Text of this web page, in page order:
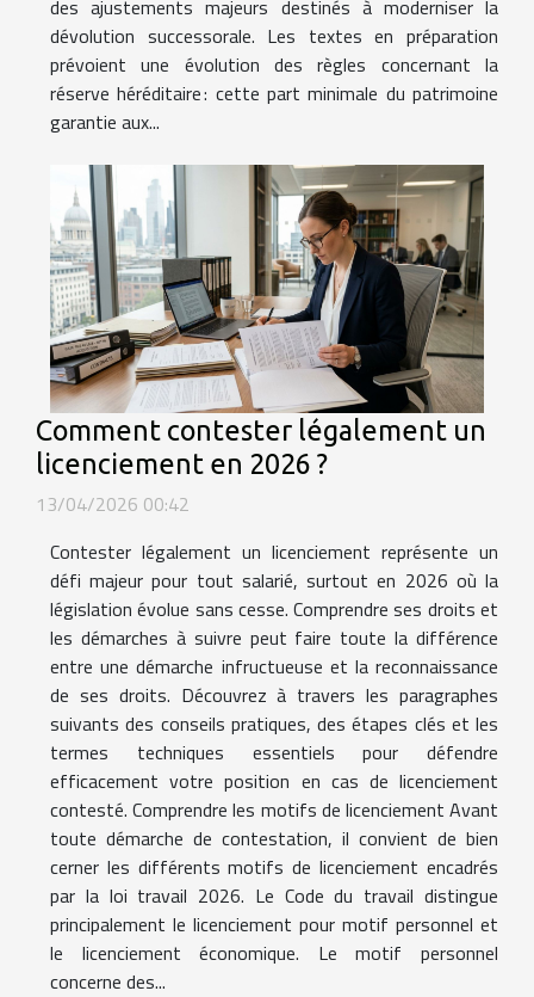
des ajustements majeurs destinés à moderniser la
dévolution successorale. Les textes en préparation
prévoient une évolution des règles concernant la
réserve héréditaire : cette part minimale du patrimoine
garantie aux...
Comment contester légalement un
licenciement en 2026 ?
13/04/2026 00:42
Contester légalement un licenciement représente un
défi majeur pour tout salarié, surtout en 2026 où la
législation évolue sans cesse. Comprendre ses droits et
les démarches à suivre peut faire toute la différence
entre une démarche infructueuse et la reconnaissance
de ses droits. Découvrez à travers les paragraphes
suivants des conseils pratiques, des étapes clés et les
termes techniques essentiels pour défendre
efficacement votre position en cas de licenciement
contesté. Comprendre les motifs de licenciement Avant
toute démarche de contestation, il convient de bien
cerner les différents motifs de licenciement encadrés
par la loi travail 2026. Le Code du travail distingue
principalement le licenciement pour motif personnel et
le licenciement économique. Le motif personnel
concerne des...